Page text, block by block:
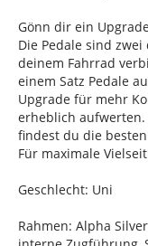
Gönn dir ein
Die Pedale sind
deinem Fahrrad
einem Satz Pedale
Upgrade für mehr
erheblich
findest du die
Für maximale
Geschlecht: Uni
Rahmen: Alpha